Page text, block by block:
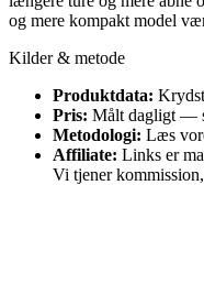
og mere kompakt model
Kilder & metode
Produktdata:
Pris: Målt dagligt —
Metodologi: Læs
Affiliate: Links er
Vi tjener